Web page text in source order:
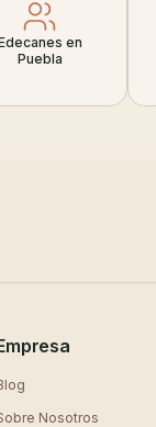
en
Puebla
Nosotros